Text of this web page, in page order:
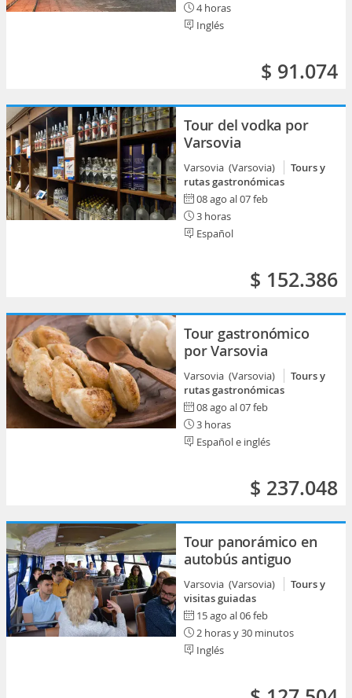
4 horas
Inglés
$ 91.074
Tour del vodka por
Varsovia
Varsovia (Varsovia)
Tours y
rutas gastronómicas
08 ago al 07 feb
3 horas
Español
$ 152.386
Tour gastronómico
por Varsovia
Varsovia (Varsovia)
Tours y
rutas gastronómicas
08 ago al 07 feb
3 horas
Español e inglés
$ 237.048
Tour panorámico en
autobús antiguo
Varsovia (Varsovia)
Tours y
visitas guiadas
15 ago al 06 feb
2 horas y 30 minutos
Inglés